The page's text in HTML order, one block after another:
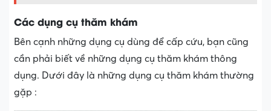
Các dụng cụ thăm khám
Bên cạnh những dụng cụ dùng để cấp cứu, bạn cũng
cần phải biết về những dụng cụ thăm khám thông
dụng. Dưới đây là những dụng cụ thăm khám thường
gặp :